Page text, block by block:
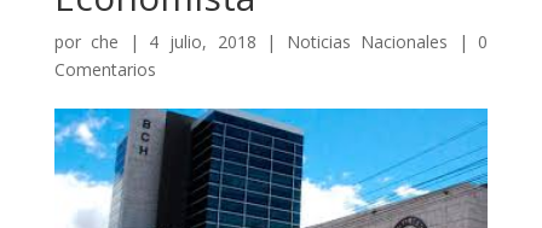
por che | 4 julio, 2018 | Noticias Nacionales | 0
Comentarios